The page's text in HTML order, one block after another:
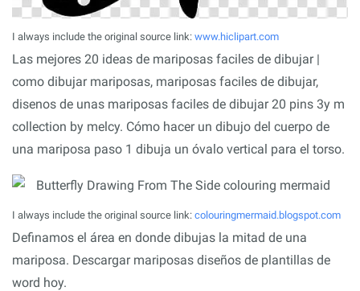
I always include the original source link: www.hiclipart.com
Las mejores 20 ideas de mariposas faciles de dibujar |
como dibujar mariposas, mariposas faciles de dibujar,
disenos de unas mariposas faciles de dibujar 20 pins 3y m
collection by melcy. Cómo hacer un dibujo del cuerpo de
una mariposa paso 1 dibuja un óvalo vertical para el torso.
I always include the original source link: colouringmermaid.blogspot.com
Definamos el área en donde dibujas la mitad de una
mariposa. Descargar mariposas diseños de plantillas de
word hoy.